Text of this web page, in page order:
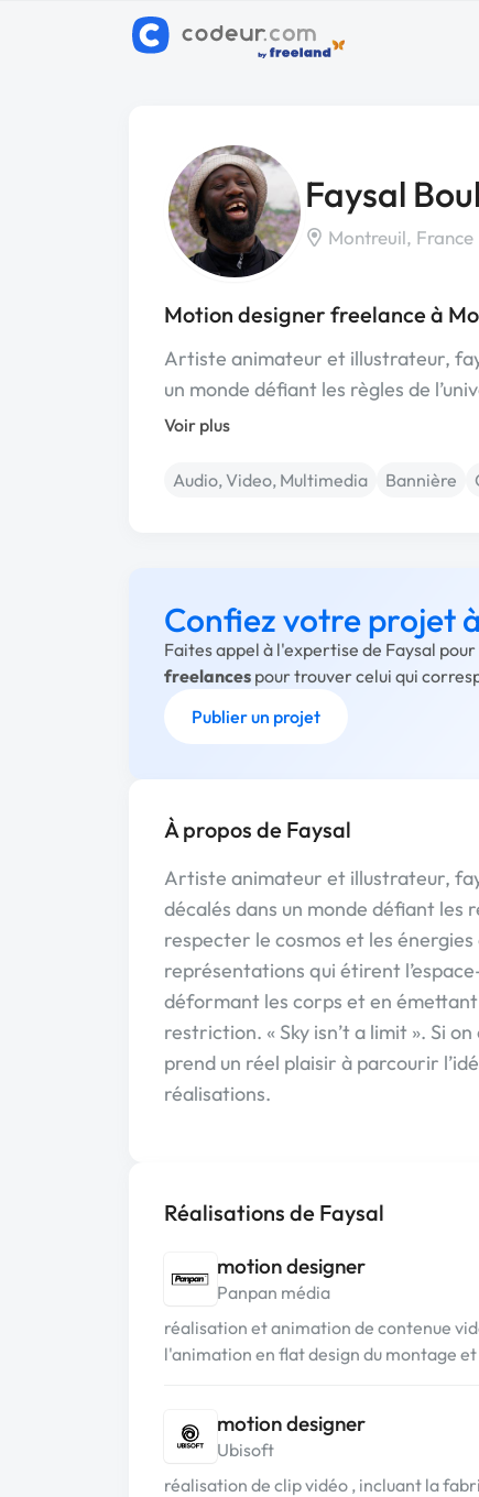
Faysal
Montreuil, France
Motion designer freelance à
Artiste animateur et illustrateur,
un monde défiant les règles de
Voir plus
Audio, Video, Multimedia Bannière
Confiez votre projet
Faites appel à l'expertise de Faysal
freelances pour trouver celui qui
Publier un projet
À propos de Faysal
Artiste animateur et illustrateur,
décalés dans un monde défiant les
respecter le cosmos et les
représentations qui étirent
déformant les corps et en émettant
restriction. « Sky isn’t a limit ». Si
prend un réel plaisir à parcourir
réalisations.
Réalisations de Faysal
motion designer
Panpan média
réalisation et animation de contenue
l'animation en flat design du montage
motion designer
Ubisoft
réalisation de clip vidéo , incluant la